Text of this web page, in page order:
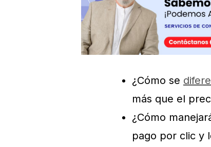
¿Cómo se
más que el
¿Cómo
pago por clic y